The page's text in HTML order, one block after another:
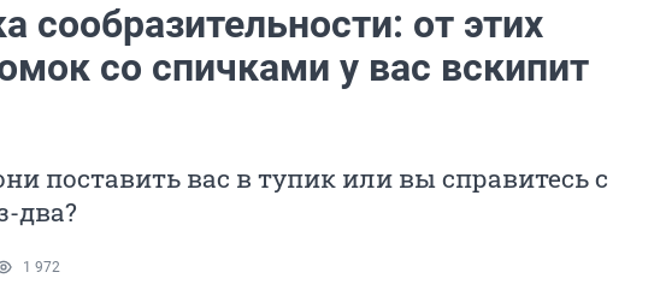
сообразительности: от этих
со спичками у вас вскипит
поставить вас в тупик или вы справитесь с
два?
1 972